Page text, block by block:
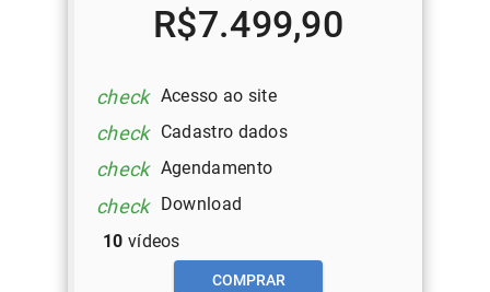
R$7.499,90
check Acesso ao site
check Cadastro dados
check Agendamento
check
Download
10 vídeos
COMPRAR